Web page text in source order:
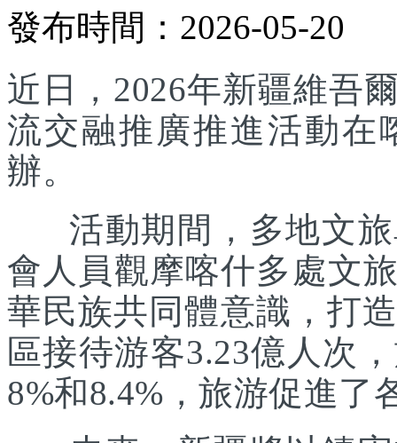
發布時間：2026-05-20
近日，2026年新疆維吾
流交融推廣推進活動在
辦。
活動期間，多地文旅
會人員觀摩喀什多處文
華民族共同體意識，打
區接待游客3.23億人次
8%和8.4%，旅游促進了